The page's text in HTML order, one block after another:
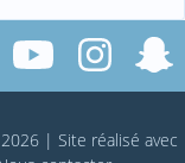
| Site réalisé avec